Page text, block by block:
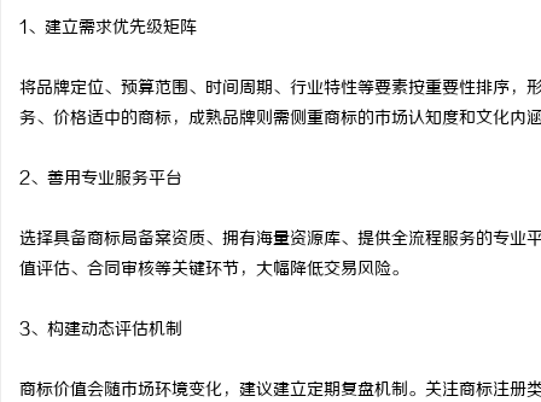
1、建立需求优先级矩阵
将品牌定位、预算范围、时间周期、行业特性等要素按重要性排序
务、价格适中的商标，成熟品牌则需侧重商标的市场认知度和文化内
2、善用专业服务平台
选择具备商标局备案资质、拥有海量资源库、提供全流程服务的专
值评估、合同审核等关键环节，大幅降低交易风险。
3、构建动态评估机制
商标价值会随市场环境变化，建议建立定期复盘机制。关注商标注